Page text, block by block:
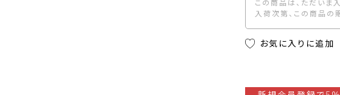
この商品は、ただいま
入荷次第、この商品の
お気に入りに追加